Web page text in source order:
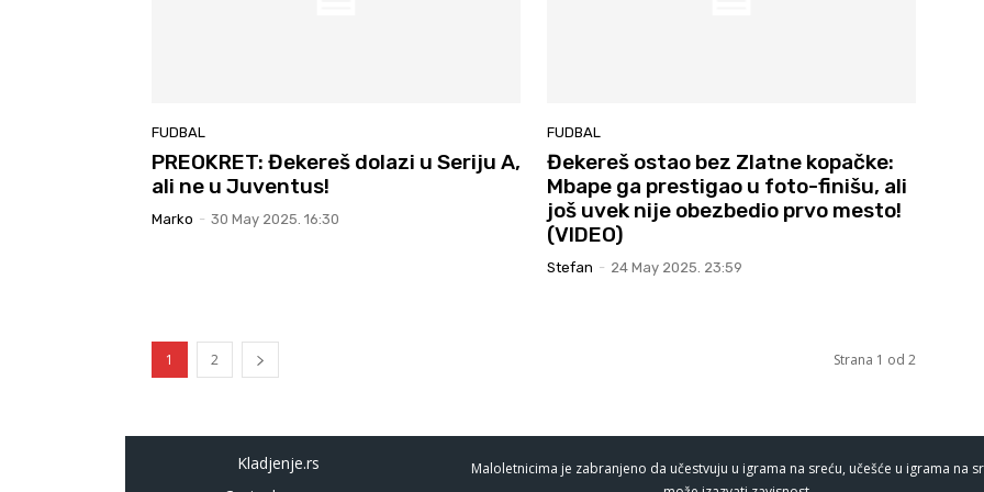
FUDBAL
PREOKRET: Đekereš dolazi u Seriju A,
ali ne u Juventus!
Marko - 30 May 2025. 16:30
FUDBAL
Đekereš ostao bez Zlatne kopačke:
Mbape ga prestigao u foto-finišu, ali
još uvek nije obezbedio prvo mesto!
(VIDEO)
Stefan - 24 May 2025. 23:59
1 2 Strana 1 od 2
Kladjenje.rs
Maloletnicima je zabranjeno da učestvuju u igrama na sreću, učešće u igrama na